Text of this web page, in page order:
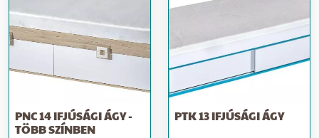
PNC 14 IFJÚSÁGI ÁGY -
TÖBB SZÍNBEN
PTK 13 IFJÚSÁGI ÁGY